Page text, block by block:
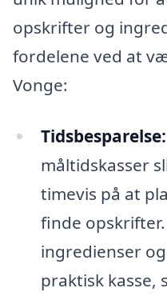
opskrifter og
fordelene ved at
Vonge:
Tidsbesparelse:
måltidskasser
timevis på at
finde
ingredienser
praktisk kasse,